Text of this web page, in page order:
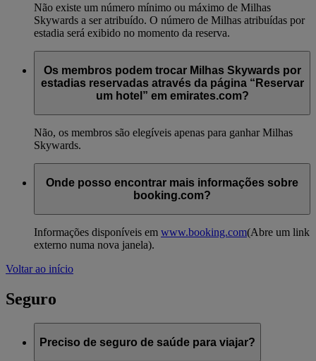
Não existe um número mínimo ou máximo de Milhas
Skywards a ser atribuído. O número de Milhas atribuídas por
estadia será exibido no momento da reserva.
Os membros podem trocar Milhas Skywards por
estadias reservadas através da página “Reservar
um hotel” em emirates.com?
Não, os membros são elegíveis apenas para ganhar Milhas
Skywards.
Onde posso encontrar mais informações sobre
booking.com?
Informações disponíveis em www.booking.com(Abre um link
externo numa nova janela).
Voltar ao início
Seguro
Preciso de seguro de saúde para viajar?